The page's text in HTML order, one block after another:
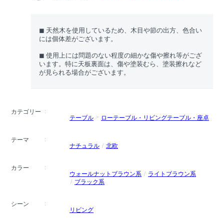
◼︎ 天然木を使用しているため、木目や節の出方、色合い
には個体差がございます。
◼︎ 使用上には問題のない程度の細かな傷や擦れ等がござ
います。特に天板裏面は、傷や塗装むら、塗装擦れなど
が見られる場合がございます。
カテゴリー
テーブル
ローテーブル・リビングテーブル・座卓
テーマ
ナチュラル
北欧
カラー
ウォールナットブラウン系
ライトブラウン系
ブラック系
シーン
リビング